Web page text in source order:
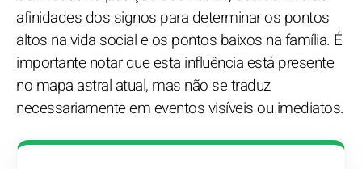
afinidades dos signos para determinar os pontos
altos na vida social e os pontos baixos na família. É
importante notar que esta influência está presente
no mapa astral atual, mas não se traduz
necessariamente em eventos visíveis ou imediatos.